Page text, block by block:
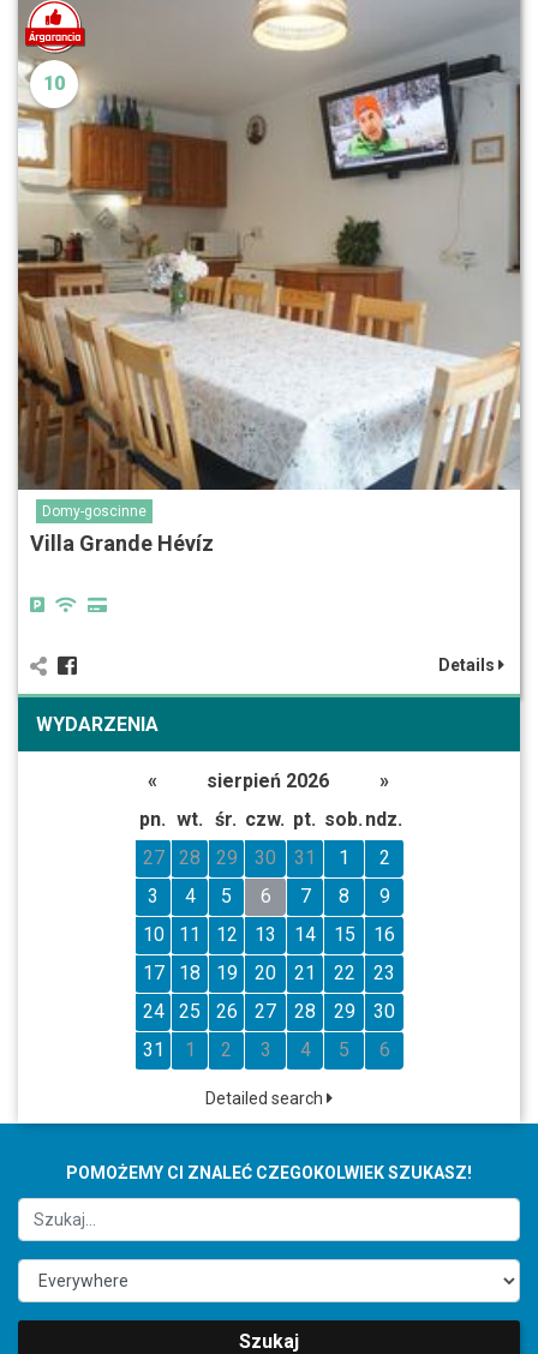
10
Domy-goscinne
Villa Grande Hévíz
Details
WYDARZENIA
« sierpień 2026
»
pn. wt. śr. czw. pt. sob. ndz.
27
28 29 30 31 1
2
3
4 5 6 7 8
9
10
11 12 13 14 15
16
17
18 19 20 21 22
23
24
25 26 27 28 29
30
31
1 2 3 4 5 6
Detailed search
POMOŻEMY CI ZNALEĆ CZEGOKOLWIEK SZUKASZ!
Szukaj